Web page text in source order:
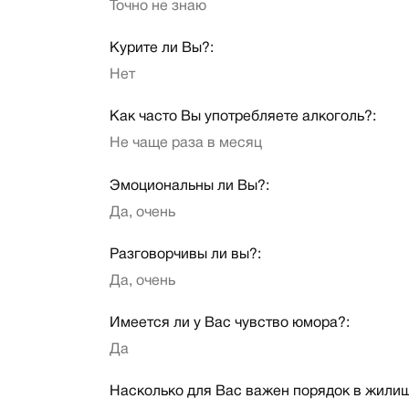
Точно не знаю
Курите ли Вы?:
Нет
Как часто Вы употребляете алкоголь?:
Не чаще раза в месяц
Эмоциональны ли Вы?:
Да, очень
Разговорчивы ли вы?:
Да, очень
Имеется ли у Вас чувство юмора?:
Да
Насколько для Вас важен порядок в